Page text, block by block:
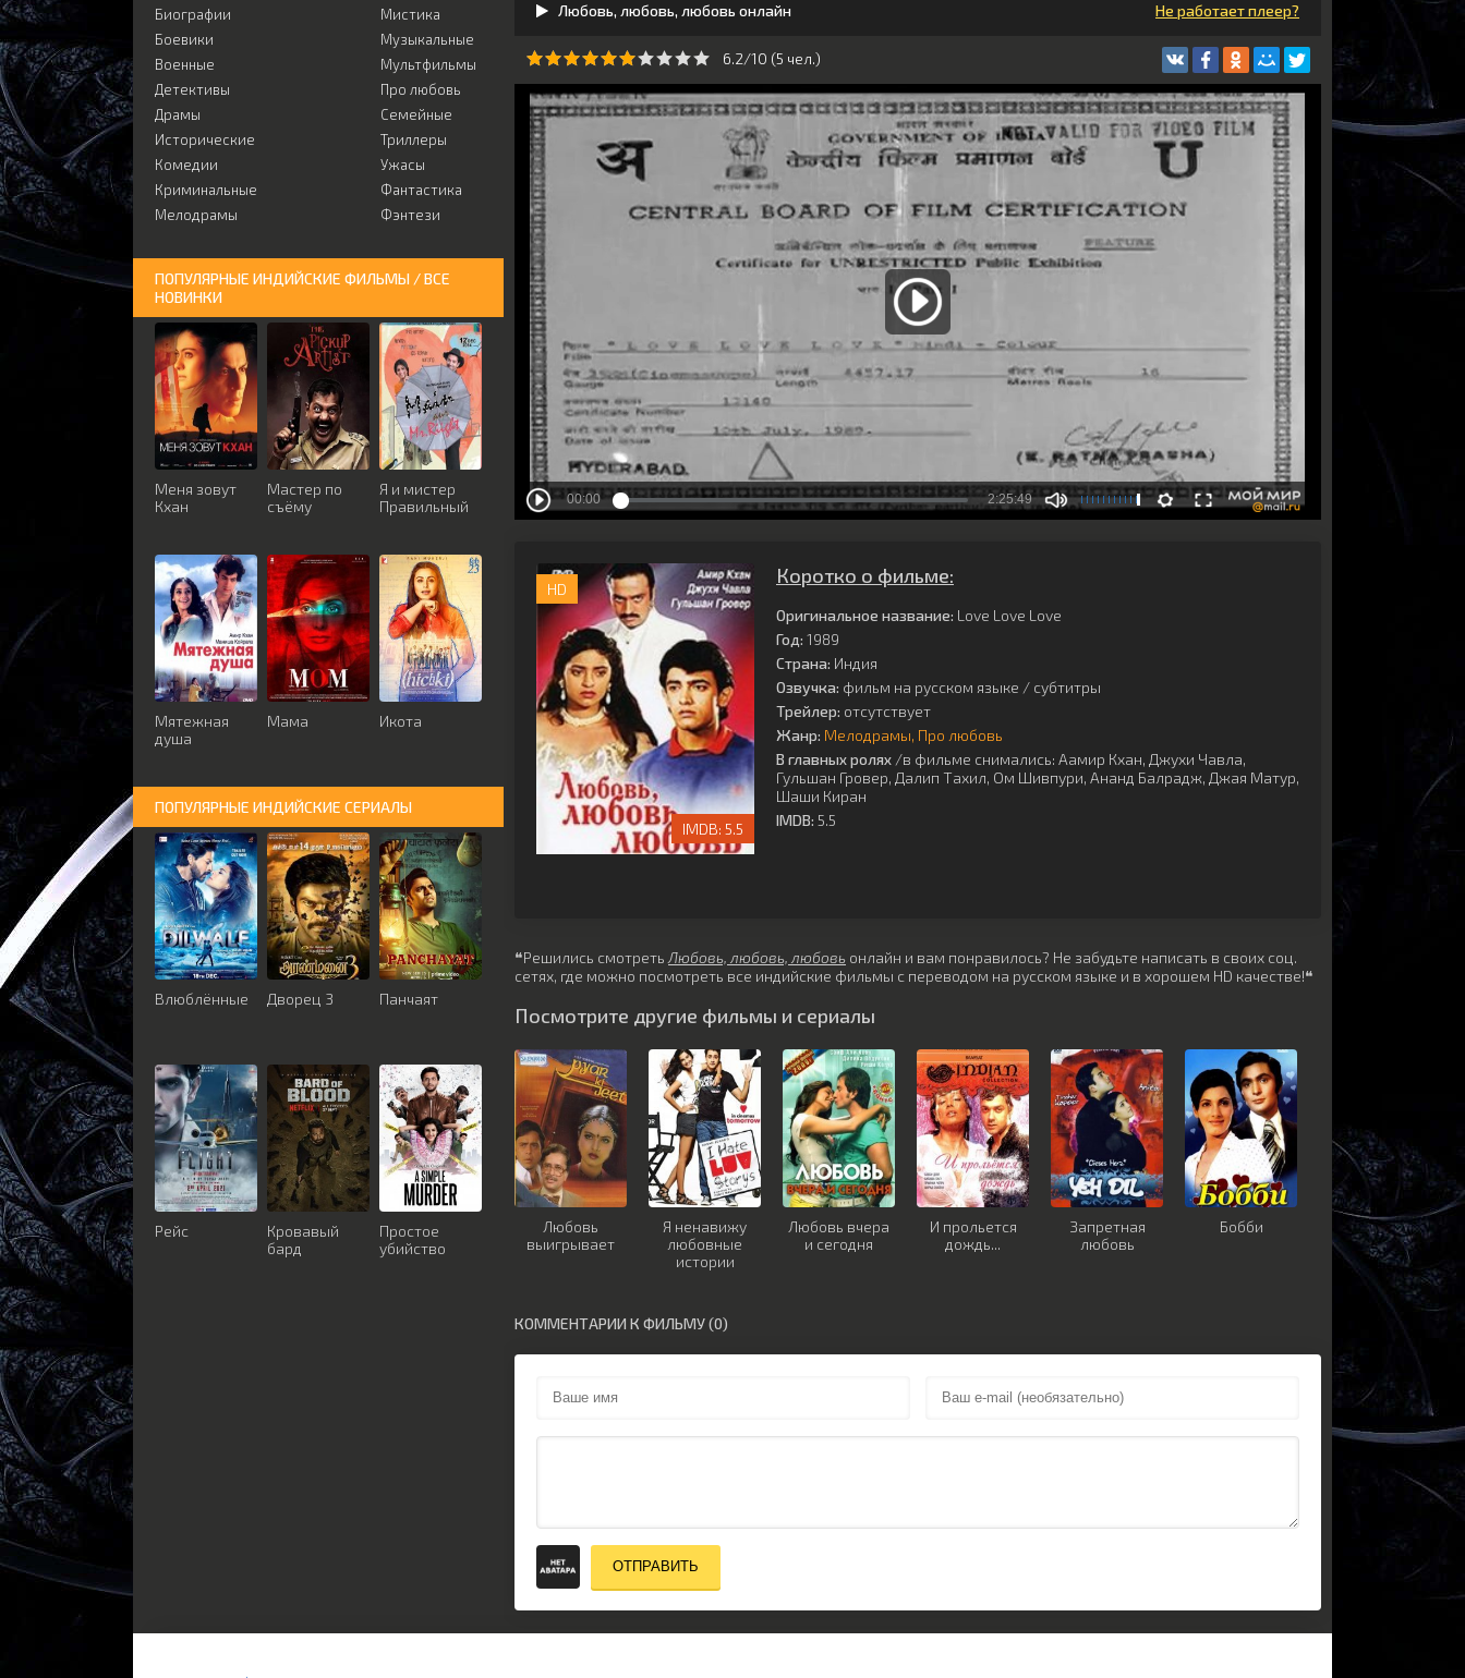
Любовь, любовь, любовь онлайн Не работает плеер?
6.2/10 (5 чeл.)
HD
5.5
Коротко о фильме:
Оригинальное название: Love Love Love
Год: 1989
Страна: Индия
Озвучка: фильм на русском языке / субтитры
Трейлер: отсутствует
Жанр: Мелодрамы Про любовь
В главных ролях /в фильме снимались: Аамир Кхан, Джухи Чавла,
Гульшан Гровер, Далип Тахил, Ом Шивпури, Ананд Балрадж, Джая Матур,
Шаши Киран
IMDB: 5.5
❝Решились смотреть Любовь, любовь, любовь онлайн и вам понравилось? Не забудьте написать в своих соц.
сетях, где можно посмотреть все индийские фильмы с переводом на русском языке и в хорошем HD качестве!❝
Посмотрите другие фильмы и сериалы
Любовь
выигрывает
Я ненавижу
любовные
истории
Любовь вчера
и сегодня
И прольется
дождь...
Запретная
любовь
Бобби
КОММЕНТАРИИ К ФИЛЬМУ (0)
ОТПРАВИТЬ
Биографии
Боевики
Военные
Детективы
Драмы
Исторические
Комедии
Криминальные
Мелодрамы
Мистика
Музыкальные
Мультфильмы
Про любовь
Семейные
Триллеры
Ужасы
Фантастика
Фэнтези
ПОПУЛЯРНЫЕ ИНДИЙСКИЕ ФИЛЬМЫ / ВСЕ
НОВИНКИ
Меня зовут
Кхан
Мастер по
съёму
Я и мистер
Правильный
Мятежная
душа
Мама Икота
ПОПУЛЯРНЫЕ ИНДИЙСКИЕ СЕРИАЛЫ
Влюблённые Дворец 3 Панчаят
Рейс
Кровавый
бард
Простое
убийство